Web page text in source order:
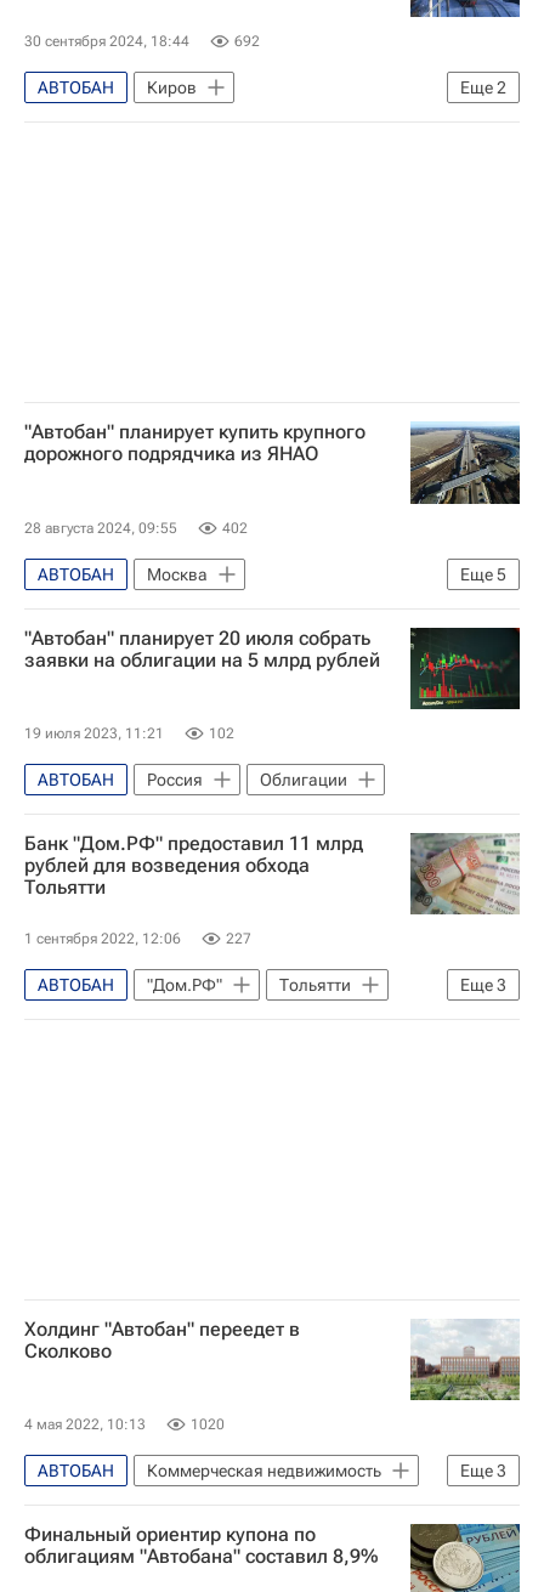
30 сентября 2024, 18:44 692
Еще2
АВТОБАН
Киров
Кировская область
"Автобан" планирует купить крупного
дорожного подрядчика из ЯНАО
28 августа 2024, 09:55 402
Еще5
АВТОБАН
Москва
Федеральная антимонопольная служба (ФАС России)
Дороги
Строительство
Сделки
"Автобан" планирует 20 июля собрать
заявки на облигации на 5 млрд рублей
19 июля 2023, 11:21 102
АВТОБАН Россия Облигации
Банк "Дом.РФ" предоставил 11 млрд
рублей для возведения обхода
Тольятти
1 сентября 2022, 12:06 227
Еще3
АВТОБАН "Дом.РФ"
Тольятти
Самарская область
Дороги
Холдинг "Автобан" переедет в
Сколково
4 мая 2022, 10:13 1020
Еще3
АВТОБАН
Коммерческая недвижимость
Офисы
Москва Бизнес-центры
Финальный ориентир купона по
облигациям "Автобана" составил 8,9%